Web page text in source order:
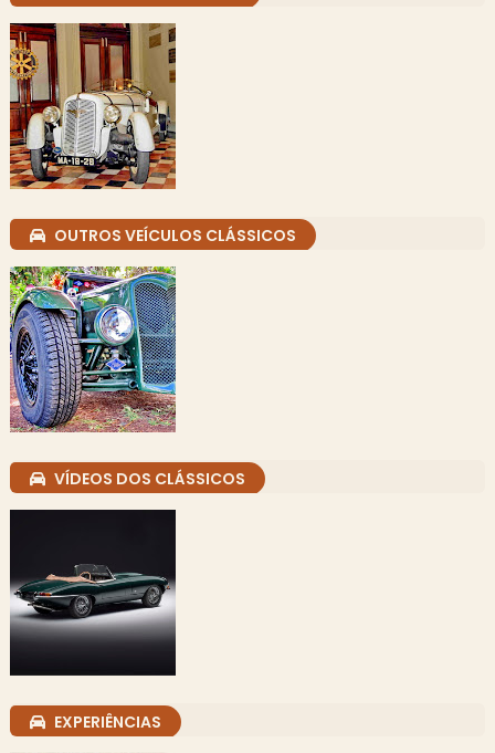
OUTROS VEÍCULOS CLÁSSICOS
VÍDEOS DOS CLÁSSICOS
EXPERIÊNCIAS